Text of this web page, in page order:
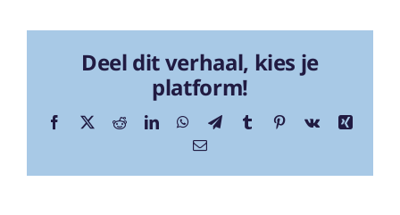
Deel dit verhaal, kies je
platform!
Facebook
X RedditLinkedInWhatsApp
TelegramTumblr Pinterest
Vk
Xing
E-